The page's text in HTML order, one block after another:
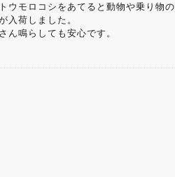
ウモロコシをあてると動物や乗り物の
入荷しました。
ん鳴らしても安心です。